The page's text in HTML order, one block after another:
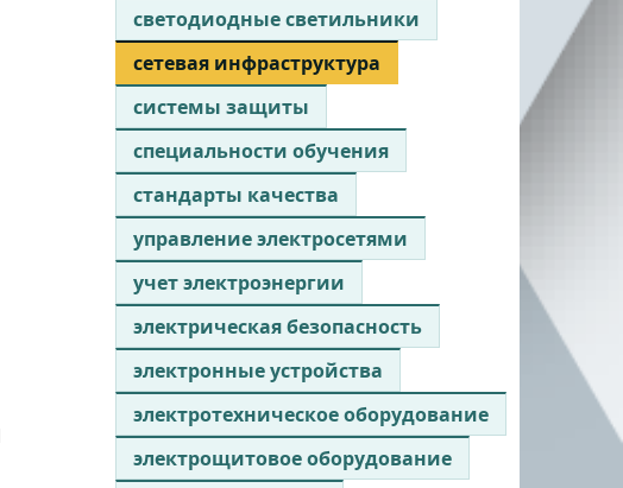
светодиодные светильники
сетевая инфраструктура
системы защиты
специальности обучения
стандарты качества
управление электросетями
учет электроэнергии
электрическая безопасность
электронные устройства
электротехническое оборудование
электрощитовое оборудование